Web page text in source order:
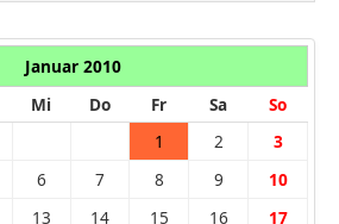
Januar 2010
Mi Do Fr Sa So
1 2 3
6 7 8 9 10
13 14 15 16 17